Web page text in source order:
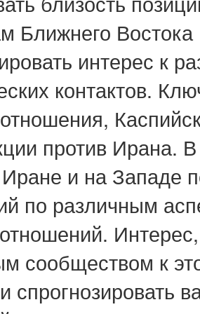
Ближнего
интерес к
контактов.
против Ирана.
и на Западе
по различным
сообществом к
спрогнозировать